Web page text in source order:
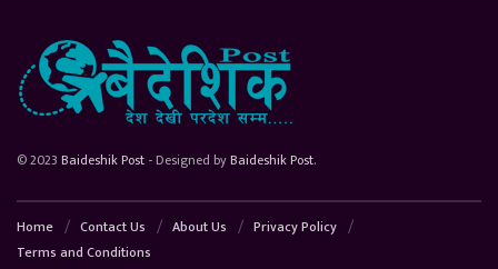
© 2023 Baideshik Post - Designed byBaideshik Post.
Home Contact Us About Us
Privacy Policy
Terms and Conditions